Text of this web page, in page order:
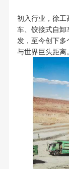
初入行业，徐工
车、铰接式自
发，至今创下多
与世界巨头距离。